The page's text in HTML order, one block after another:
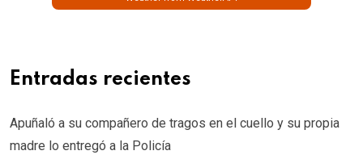
Entradas recientes
Apuñaló a su compañero de tragos en el cuello y su propia
madre lo entregó a la Policía